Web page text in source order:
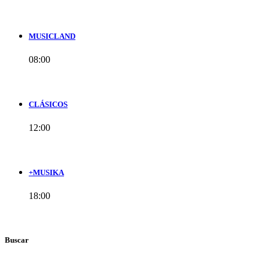
MUSICLAND
08:00
CLÁSICOS
12:00
+MUSIKA
18:00
Buscar